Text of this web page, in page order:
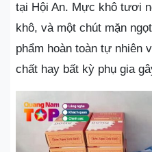
tại Hội An. Mực khô tươi
khô, và một chút mặn
phẩm hoàn toàn tự nhiên
chất hay bất kỳ phụ gia